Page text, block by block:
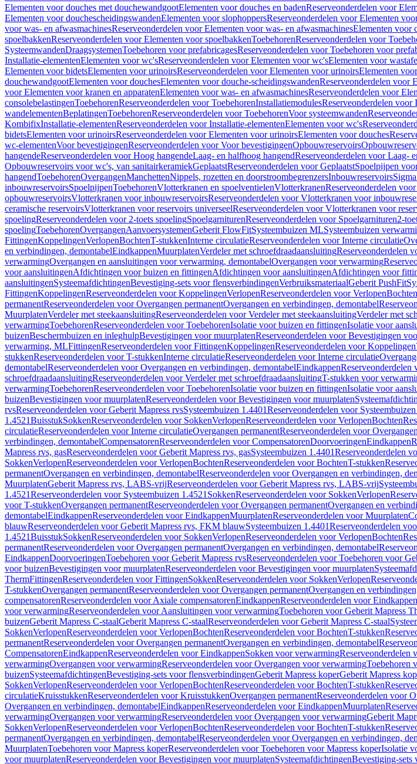
Elementen voor douches met douchewandgootElementen voor douches en badenReserveonderdelen voor
Elementen voor douchescheidingswandenElementen voor slophoppersReserveonderdelen voor Elementen
voor was- en afwasmachinesReserveonderdelen voor Elementen voor was- en afwasmachinesElementen voor
spoelbakkenReserveonderdelen voor Elementen voor spoelbakkenToebehorenReserveonderdelen voor
SysteemwandenDraagsystemenToebehoren voor prefabricagesReserveonderdelen voor Toebehoren voor
Installatie-elementenElementen voor wc'sReserveonderdelen voor Elementen voor wc'sElementen voor
Elementen voor bidetsElementen voor urinoirsReserveonderdelen voor Elementen voor urinoirsElementen
douchewandgootElementen voor douchesElementen voor douche-scheidingswandenReserveonderdelen voor
voor Elementen voor kranen en apparatenElementen voor was- en afwasmachinesReserveonderdelen voor
consolebelastingenToebehorenReserveonderdelen voor ToebehorenInstallatiemodulesReserveonderdelen voor
wandelementenBeplatingenToebehorenReserveonderdelen voor ToebehorenVoor systeemwanden
KombifixInstallatie-elementenReserveonderdelen voor Installatie-elementenElementen voor wc's
bidetsElementen voor urinoirsReserveonderdelen voor Elementen voor urinoirsElementen voor douches
wc-elementenVoor bevestigingenReserveonderdelen voor Voor bevestigingenOpbouwreservoirs
hangendeReserveonderdelen voor Hoog hangendeLaag- en halfhoog hangendReserveonderdelen voor Laag-
Opbouwreservoirs voor wc's, van sanitairkeramiekGeplaatstReserveonderdelen voor GeplaatstSpoelpijpen
hangendToebehorenOvergangenManchettenNippels, rozetten en doorstroombegrenzersInbouwreservoirs
inbouwreservoirsSpoelpijpenToebehorenVlotterkranen en spoelventielenVlotterkranenReserveonderdelen
opbouwreservoirsVlotterkranen voor inbouwreservoirsReserveonderdelen voor Vlotterkranen voor
ceramische reservoirsVlotterkranen voor reservoirs universeelReserveonderdelen voor Vlotterkranen voor
spoelingReserveonderdelen voor 2-toets spoelingSpoelgarniturenReserveonderdelen voor Spoelgarnituren2-
spoelingToebehorenOvergangenAanvoersystemenGeberit FlowFitSysteembuizen MLSysteembuizen
FittingenKoppelingenVerlopenBochtenT-stukkenInterne circulatieReserveonderdelen voor Interne circulatie
en verbindingen, demontabelEindkappenMuurplatenVerdeler met schroefdraadaansluitingReserveonderdelen
verwarmingOvergangen en aansluitingen voor verwarming, demontabelOvergangen voor verwarming
voor aansluitingenAfdichtingen voor buizen en fittingenAfdichtingen voor aansluitingenAfdichtingen voor
aansluitingenSysteemafdichtingenBevestiging-sets voor flensverbindingenVerbruiksmateriaalGeberit PushFit
FittingenKoppelingenReserveonderdelen voor KoppelingenVerlopenReserveonderdelen voor VerlopenBochten
permanentReserveonderdelen voor Overgangen permanentOvergangen en verbindingen, demontabel
MuurplatenVerdeler met steekaansluitingReserveonderdelen voor Verdeler met steekaansluitingVerdeler met
verwarmingToebehorenReserveonderdelen voor ToebehorenIsolatie voor buizen en fittingenIsolatie voor
buizenBeschermbuizen en inleghulpBevestigingen voor muurplatenReserveonderdelen voor Bevestigingen
verwarming, MLFittingenReserveonderdelen voor FittingenKoppelingenReserveonderdelen voor Koppelingen
stukkenReserveonderdelen voor T-stukkenInterne circulatieReserveonderdelen voor Interne circulatie
demontabelReserveonderdelen voor Overgangen en verbindingen, demontabelEindkappenReserveonderdelen
schroefdraadaansluitingReserveonderdelen voor Verdeler met schroefdraadaansluitingT-stukken voor
verwarmingToebehorenReserveonderdelen voor ToebehorenIsolatie voor buizen en fittingenIsolatie voor
buizenBevestigingen voor muurplatenReserveonderdelen voor Bevestigingen voor muurplaten
rvsReserveonderdelen voor Geberit Mapress rvsSysteembuizen 1.4401Reserveonderdelen voor
1.4521BuisstukSokkenReserveonderdelen voor SokkenVerlopenReserveonderdelen voor VerlopenBochten
circulatieReserveonderdelen voor Interne circulatieOvergangen permanentReserveonderdelen voor
verbindingen, demontabelCompensatorenReserveonderdelen voor CompensatorenDoorvoeringenEindkappen
Mapress rvs, gasReserveonderdelen voor Geberit Mapress rvs, gasSysteembuizen 1.4401Reserveonderdelen
SokkenVerlopenReserveonderdelen voor VerlopenBochtenReserveonderdelen voor BochtenT-stukken
permanentOvergangen en verbindingen, demontabelReserveonderdelen voor Overgangen en verbindingen,
MuurplatenGeberit Mapress rvs, LABS-vrijReserveonderdelen voor Geberit Mapress rvs, LABS-vrij
1.4521Reserveonderdelen voor Systeembuizen 1.4521 SokkenReserveonderdelen voor SokkenVerlopen
voor T-stukkenOvergangen permanentReserveonderdelen voor Overgangen permanentOvergangen en
demontabelEindkappenReserveonderdelen voor EindkappenMuurplatenReserveonderdelen voor Muurplaten
blauwReserveonderdelen voor Geberit Mapress rvs, FKM blauwSysteembuizen 1.4401Reserveonderdelen
1.4521BuisstukSokkenReserveonderdelen voor SokkenVerlopenReserveonderdelen voor VerlopenBochten
permanentReserveonderdelen voor Overgangen permanentOvergangen en verbindingen, demontabel
EindkappenDoorvoeringenToebehoren voor Geberit Mapress rvsReserveonderdelen voor Toebehoren voor
voor buizenBevestigingen voor muurplatenReserveonderdelen voor Bevestigingen voor muurplaten
ThermFittingenReserveonderdelen voor FittingenSokkenReserveonderdelen voor SokkenVerlopen
T-stukkenOvergangen permanentReserveonderdelen voor Overgangen permanentOvergangen en
compensatorenReserveonderdelen voor Axiale compensatorenEindkappenReserveonderdelen voor Eindkappen
voor verwarmingReserveonderdelen voor Aansluitingen voor verwarmingToebehoren voor Geberit Mapress
buizenGeberit Mapress C-staalGeberit Mapress C-staalReserveonderdelen voor Geberit Mapress C-staal
SokkenVerlopenReserveonderdelen voor VerlopenBochtenReserveonderdelen voor BochtenT-stukken
permanentReserveonderdelen voor Overgangen permanentOvergangen en verbindingen, demontabel
CompensatorenEindkappenReserveonderdelen voor EindkappenSokken voor verwarmingReserveonderdelen
verwarmingOvergangen voor verwarmingReserveonderdelen voor Overgangen voor verwarmingToebehoren
buizenSysteemafdichtingenBevestiging-sets voor flensverbindingenGeberit Mapress koperGeberit Mapress
SokkenVerlopenReserveonderdelen voor VerlopenBochtenReserveonderdelen voor BochtenT-stukken
circulatieKruisstukkenReserveonderdelen voor KruisstukkenOvergangen permanentReserveonderdelen voor
Overgangen en verbindingen, demontabelEindkappenReserveonderdelen voor EindkappenMuurplaten
verwarmingOvergangen voor verwarmingReserveonderdelen voor Overgangen voor verwarmingGeberit
SokkenVerlopenReserveonderdelen voor VerlopenBochtenReserveonderdelen voor BochtenT-stukken
permanentOvergangen en verbindingen, demontabelReserveonderdelen voor Overgangen en verbindingen,
MuurplatenToebehoren voor Mapress koperReserveonderdelen voor Toebehoren voor Mapress koperIsolatie
voor muurplatenReserveonderdelen voor Bevestigingen voor muurplatenSysteemafdichtingenBevestiging-sets